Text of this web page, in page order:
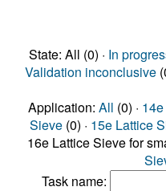
State: All (0) · In
Validation inconclusive
Application: All (0) ·
Sieve (0) · 15e Lattice
16e Lattice Sieve for
Task name: